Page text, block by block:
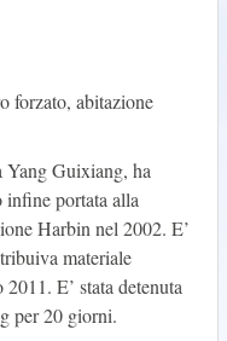
forzato, abitazione
Yang Guixiang, ha
infine portata alla
Harbin nel 2002. E’
materiale
E’ stata detenuta
per 20 giorni.